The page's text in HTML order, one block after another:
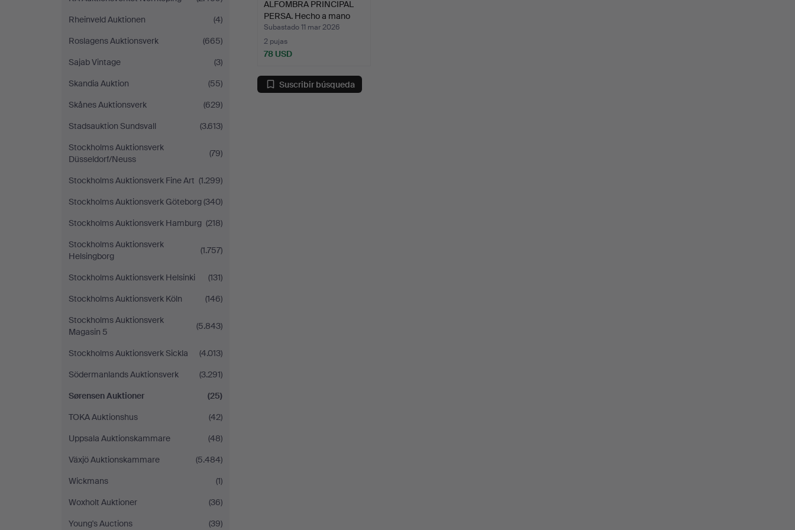
Rheinveld Auktionen
(4)
Roslagens Auktionsverk
(665)
Sajab Vintage
(3)
Skandia Auktion
(55)
Skånes Auktionsverk
(629)
Stadsauktion Sundsvall
(3.613)
Stockholms Auktionsverk
Düsseldorf/Neuss
(79)
Stockholms Auktionsverk Fine Art (1.299)
Stockholms Auktionsverk Göteborg(340)
Stockholms Auktionsverk Hamburg (218)
Stockholms Auktionsverk
Helsingborg
(1.757)
Stockholms Auktionsverk Helsinki
(131)
Stockholms Auktionsverk Köln
(146)
Stockholms Auktionsverk
Magasin 5
(5.843)
Stockholms Auktionsverk Sickla
(4.013)
Södermanlands Auktionsverk
(3.291)
Sørensen Auktioner
(25)
TOKA Auktionshus
(42)
Uppsala Auktionskammare
(48)
Växjö Auktionskammare
(5.484)
Wickmans
(1)
Woxholt Auktioner
(36)
Young's Auctions
(39)
ALFOMBRA PRINCIPAL
PERSA. Hecho a mano
(58…
Subastado 11 mar 2026
2 pujas
78 USD
Suscribir búsqueda